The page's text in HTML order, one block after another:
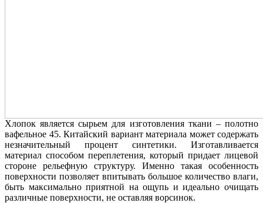
Хлопок является сырьем для изготовления ткани – полотно
вафельное 45. Китайский вариант материала может содержать
незначительный процент синтетики. Изготавливается
материал способом переплетения, который придает лицевой
стороне рельефную структуру. Именно такая особенность
поверхности позволяет впитывать большое количество влаги,
быть максимально приятной на ощупь и идеально очищать
различные поверхности, не оставляя ворсинок.